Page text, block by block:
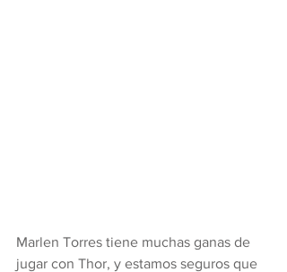
Marlen Torres tiene muchas ganas de
jugar con Thor, y estamos seguros que